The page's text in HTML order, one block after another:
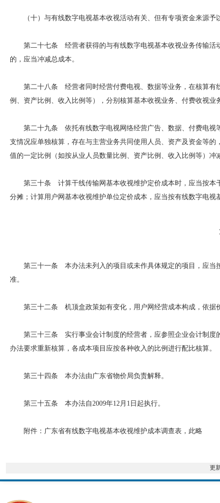
（十）与有线数字电视基本收视活动有关、但有专项资金来源予
第二十七条 经营者获得的与有线数字电视基本收视业务传输活
的，应当冲减总成本。
第二十八条 经营者同时经营付费电视、数据等业务，在核算有
例、资产比例、收入比例等），分别核算基本收视业务、付费收视业
第二十九条 依托有线数字电视网络经营广告、数据、付费电视
支情况应单独核算，存在与主营业务共同使用人员、资产及资金等
值的一定比例（如按从业人员数量比例、资产比例、收入比例等）
第三十条 计算干线传输网基本收视维护定价成本时，应当按本
分摊；计算用户网基本收视维护单位定价成本，应当按有线数字电视
第三十一条 本办法未列入的项目或未作具体规定的项目，应当
准。
第三十二条 机顶盒政策如有变化，用户网经营成本构成，依据
第三十三条 实行事业会计制度的经营者，应参照企业会计制度
办法要求重新核算，各成本项目应按各种收入的比例进行配比核算。
第三十四条 本办法由广东省物价局负责解释。
第三十五条 本办法自2009年12月1日起执行。
附件：广东省有线数字电视基本收视维护成本调查表，此略
更